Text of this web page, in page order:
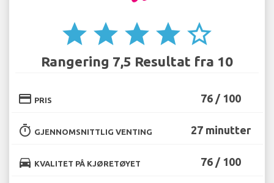
star star star star star_border
Rangering 7,5 Resultat fra 10
credit_card PRIS 76 / 100
timer GJENNOMSNITTLIG VENTING 27 minutter
directions_car KVALITET PÅ KJØRETØYET 76 / 100